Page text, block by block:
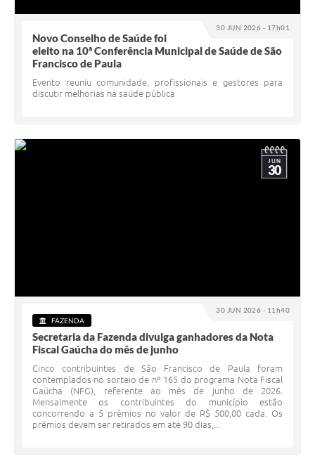
30 JUN 2026 - 17h01
Novo Conselho de Saúde foi
eleito na 10ª Conferência Municipal de Saúde de São
Francisco de Paula
Evento reuniu comunidade, profissionais e gestores para
discutir melhorias na saúde pública
30 JUN 2026 - 11h40
JUN
30
FAZENDA
Secretaria da Fazenda divulga ganhadores da Nota
Fiscal Gaúcha do mês de junho
Cinco contribuintes de São Francisco de Paula foram
contemplados no sorteio de nº 165 do programa Nota Fiscal
Gaúcha (NFG), referente ao mês de junho de 2026.
Mensalmente os contribuintes do município estão
concorrendo a 5 prêmios no valor de R$ 500,00 cada. Os
prêmios devem ser retirados em até 90 dias,...